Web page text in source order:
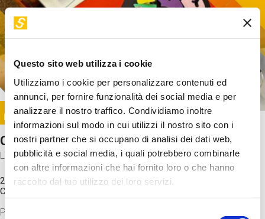
Questo sito web utilizza i cookie
Utilizziamo i cookie per personalizzare contenuti ed
annunci, per fornire funzionalità dei social media e per
analizzare il nostro traffico. Condividiamo inoltre
informazioni sul modo in cui utilizzi il nostro sito con i
nostri partner che si occupano di analisi dei dati web,
pubblicità e social media, i quali potrebbero combinarle
con altre informazioni che hai fornito loro o che hanno
raccolto dal tuo utilizzo dei loro servizi.
Selezione
Image
SUNDAY@STEP
Come funziona il cervello?
Laboratorio
20 Set 2026 / 11:15 - 13:00
Costo
Proveremo a costruire un cervello in cartoncino cercando di